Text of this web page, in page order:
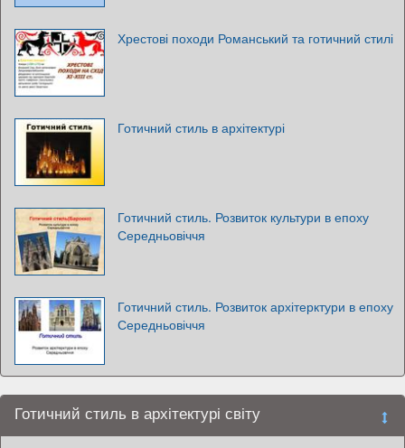
Хрестові походи Романський та готичний стилі
Готичний стиль в архітектурі
Готичний стиль. Розвиток культури в епоху
Середньовіччя
Готичний стиль. Розвиток архітерктури в епоху
Середньовіччя
Готичний стиль в архітектурі світу